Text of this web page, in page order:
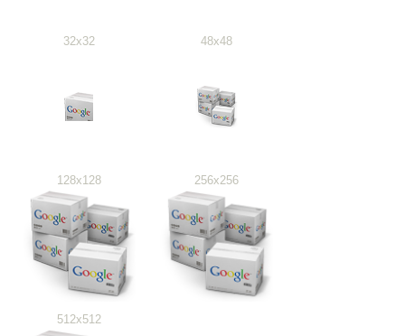
32x32 48x48
128x128 256x256
512x512